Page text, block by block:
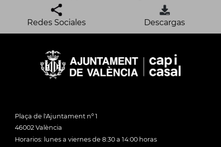
Redes Sociales Descargas
Plaça de l'Ajuntament nº 1
46002 València
Horarios: lunes a viernes de 8:30 a 14:00 horas